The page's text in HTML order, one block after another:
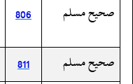
صحيح مسلم
806
صحيح مسلم
811